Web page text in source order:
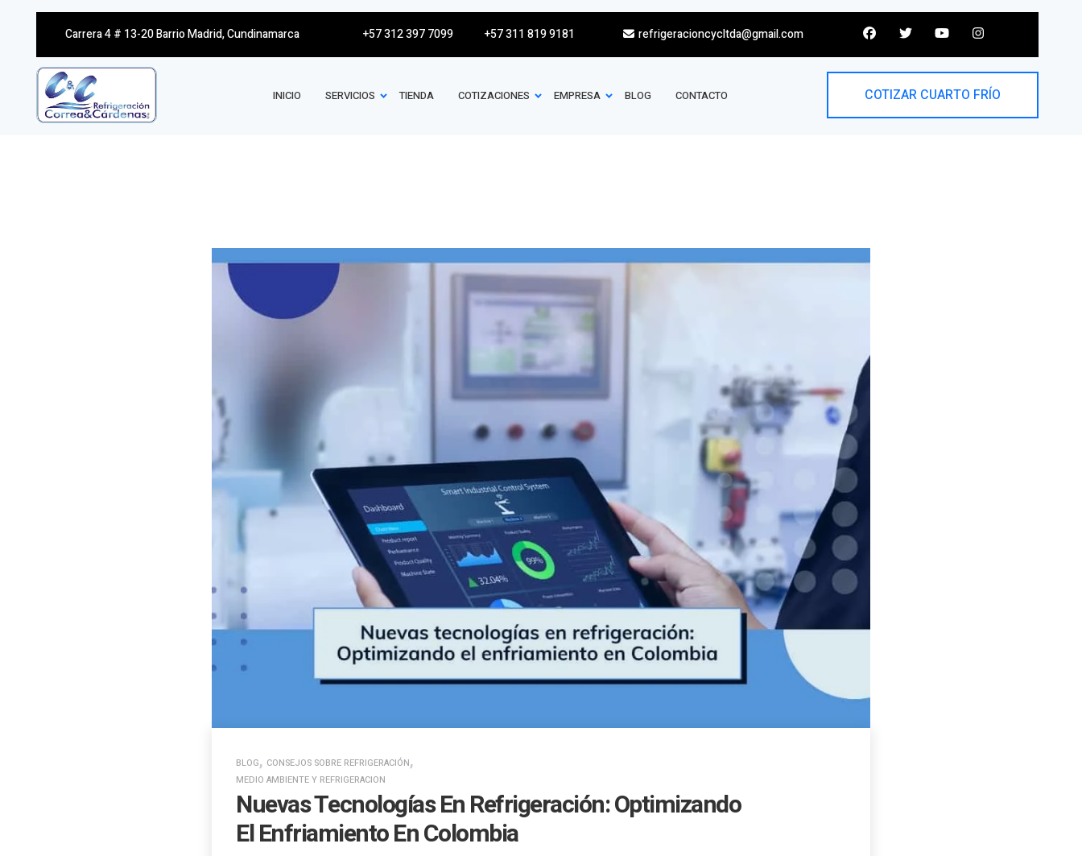
Carrera 4 # 13-20 Barrio Madrid, Cundinamarca +57 312 397 7099 +57 311 819 9181 refrigeracioncycltda@gmail.com
INICIO SERVICIOS TIENDA COTIZACIONES EMPRESA BLOG CONTACTO COTIZAR CUARTO FRÍO
BLOG, CONSEJOS SOBRE REFRIGERACIÓN,
MEDIO AMBIENTE Y REFRIGERACION
Nuevas Tecnologías En Refrigeración: Optimizando
El Enfriamiento En Colombia